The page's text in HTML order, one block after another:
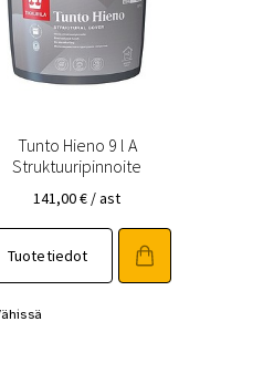
Tunto Hieno 9 l A
Struktuuripinnoite
141,00€ / ast
Tuotetiedot